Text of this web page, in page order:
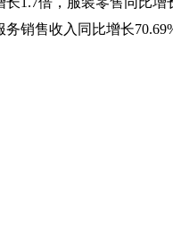
销售收入同比增长